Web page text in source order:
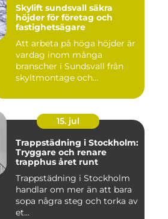
Skylift sundsvall säkra
höjder för företag och
fastighetsägare
Att arbeta på höga höjder är
vardag inom många
branscher i Sundsvall från
skyltmontage och
15. jul
Trappstädning i Stockholm:
Tryggare och renare
trapphus året runt
Trappstädning i Stockholm
handlar om mer än att bara
sopa några steg och torka av
et...